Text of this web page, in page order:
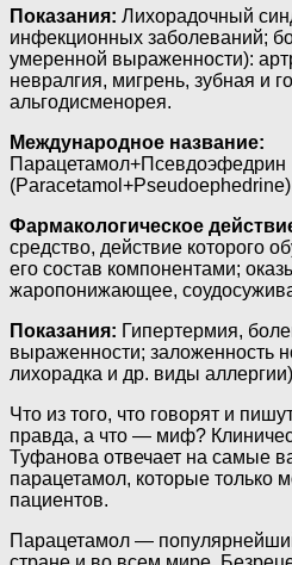
Показания: Лихорадочный
инфекционных заболеваний;
умеренной выраженности):
невралгия, мигрень, зубная и
альгодисменорея.
Международное название:
Парацетамол+Псевдоэфедрин
(Paracetamol+Pseudoephedrine)
Фармакологическое
средство, действие которого
его состав компонентами;
жаропонижающее,
Показания: Гипертермия,
выраженности; заложенность
лихорадка и др. виды
Что из того, что говорят и
правда, а что — миф?
Туфанова отвечает на самые
парацетамол, которые только
пациентов.
Парацетамол —